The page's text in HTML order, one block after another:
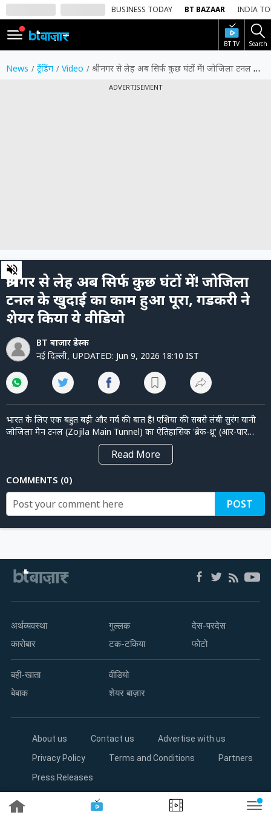
BUSINESS TODAY BT BAZAAR INDIA
BT TV Search
SIGN
IN
पर्सनल
फाइनेंस
टेक्नोलॉजी
म्यूचु्अल
फंड
ऑटो
मार्केट
ट्रेंडिंग
बिजनेस
न्यूज
वीडियो
फंड
News ट्रेंडिंग Video श्रीनगर से लेह अब सिर्फ कुछ घंटों में! जोजिला टनल के खुदाई का काम हुआ पूरा, गडकरी ने शेयर किया ये वीडियो
ADVERTISEMENT
0
of
38
seconds
श्रीनगर से लेह अब सिर्फ कुछ घंटों में! जोजिला
टनल के खुदाई का काम हुआ पूरा, गडकरी ने
शेयर किया ये वीडियो
BT बाज़ार डेस्क
नई दिल्ली, UPDATED: Jun 9, 2026 18:10 IST
भारत के लिए एक बहुत बड़ी और गर्व की बात है! एशिया की सबसे लंबी सुरंग यानी
जोजिला मेन टनल (Zojila Main Tunnel) का ऐतिहासिक 'ब्रेक-थ्रू' (आर-पार
खुदाई का काम) पूरा हो चुका है। केंद्रीय मंत्री नितिन गडकरी ने इस खास पल का एक
शानदार वीडियो शेयर किया है और इसे भारतीय इंजीनियरों की ताकत और कमाल
का नमूना बताया है। यह सुरंग बनने से अब श्रीनगर, कारगिल और लेह-लद्दाख के बीच
का रास्ता हर मौसम में खुला रहेगा—चाहे कितनी भी बर्फबारी क्यों न हो। इससे न
सिर्फ वहां के लोगों की जिंदगी आसान होगी, बल्कि हमारी सेना के लिए भी बॉर्डर तक
पहुंचना बहुत आसान हो जाएगा।
Read More
COMMENTS 0
POST
अर्थव्यवस्था
कारोबार
गुल्लक
टक-टकिया
देस-परदेस
फोटो
बही-खाता
बेबाक
वीडियो
शेयर बाज़ार
About us Contact us
Advertise with us
Privacy Policy
Terms and Conditions
Partners
Press Releases
Copyright©2026 Living Media India Limited. For reprint rights: